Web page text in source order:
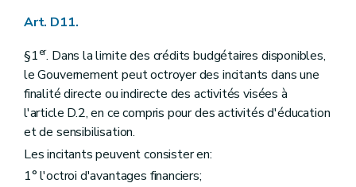
Art. D11.
§1er. Dans la limite des crédits budgétaires disponibles,
le Gouvernement peut octroyer des incitants dans une
finalité directe ou indirecte des activités visées à
l'article D.2, en ce compris pour des activités d'éducation
et de sensibilisation.
Les incitants peuvent consister en:
1° l'octroi d'avantages financiers;